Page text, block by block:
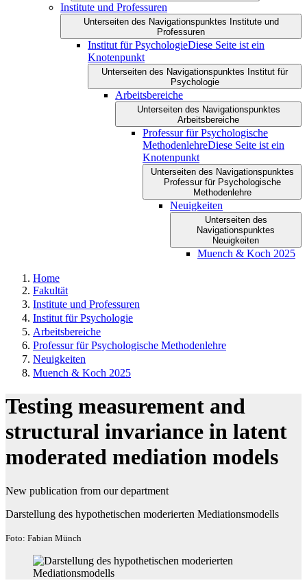
Institute und Professuren
Unterseiten des Navigationspunktes Institute und
Professuren
Institut für PsychologieDiese Seite ist ein
Knotenpunkt
Unterseiten des Navigationspunktes Institut für
Psychologie
Arbeitsbereiche
Unterseiten des Navigationspunktes
Arbeitsbereiche
Professur für Psychologische
MethodenlehreDiese Seite ist ein
Knotenpunkt
Unterseiten des Navigationspunktes
Professur für Psychologische
Methodenlehre
Neuigkeiten
Unterseiten des
Navigationspunktes
Neuigkeiten
Muench & Koch 2025
Home
Fakultät
Institute und Professuren
Institut für Psychologie
Arbeitsbereiche
Professur für Psychologische Methodenlehre
Neuigkeiten
Muench & Koch 2025
Testing measurement and
structural invariance in latent
moderated mediation models
New publication from our department
Darstellung des hypothetischen moderierten Mediationsmodells
Foto: Fabian Münch